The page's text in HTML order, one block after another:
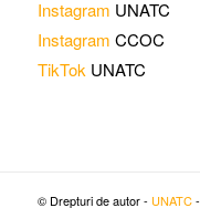
Instagram UNATC
Instagram CCOC
TikTok UNATC
© Drepturi de autor - UNATC-